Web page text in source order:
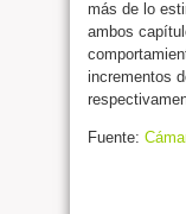
más de lo
ambos
incrementos
Fuente: